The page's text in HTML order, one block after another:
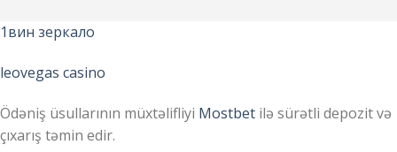
1вин зеркало
leovegas casino
Ödəniş üsullarının müxtəlifliyi Mostbet ilə sürətli depozit və
çıxarış təmin edir.